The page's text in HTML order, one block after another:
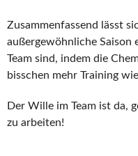
Zusammenfassend lässt
außergewöhnliche Saison
Team sind, indem die
bisschen mehr Training
Der Wille im Team ist da,
zu arbeiten!